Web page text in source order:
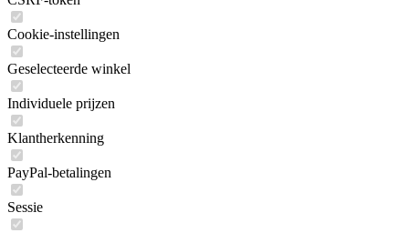
Cookie-instellingen
Geselecteerde winkel
Individuele prijzen
Klantherkenning
PayPal-betalingen
Sessie